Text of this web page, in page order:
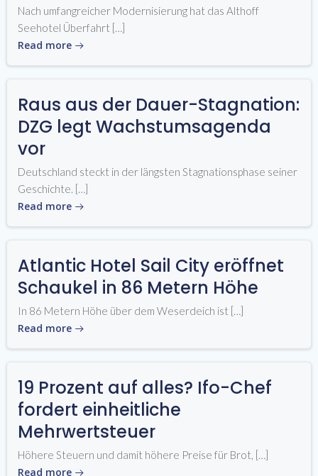
Nach umfangreicher Modernisierung hat das Althoff
Seehotel Überfahrt […]
Read more
Raus aus der Dauer-Stagnation:
DZG legt Wachstumsagenda
vor
Deutschland steckt in der längsten Stagnationsphase seiner
Geschichte. […]
Read more
Atlantic Hotel Sail City eröffnet
Schaukel in 86 Metern Höhe
In 86 Metern Höhe über dem Weserdeich ist […]
Read more
19 Prozent auf alles? Ifo-Chef
fordert einheitliche
Mehrwertsteuer
Höhere Steuern und damit höhere Preise für Brot, […]
Read more